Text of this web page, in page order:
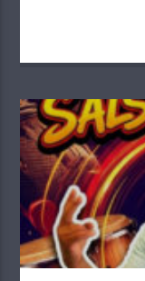
poéticas.
audiovisual y
excelencia y la